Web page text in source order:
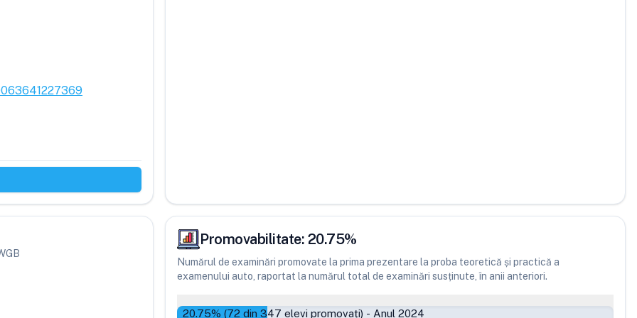
Promovabilitate: 20.75%
Numărul de examinări promovate la prima prezentare la proba teoretică și practică a
examenului auto, raportat la numărul total de examinări susținute, în anii anteriori.
20.75% (72 din 347 elevi promovați) - Anul 2024